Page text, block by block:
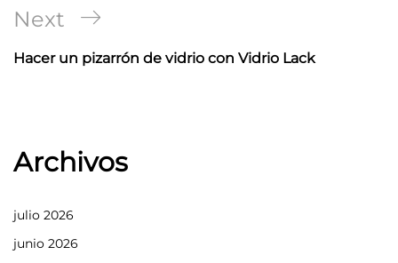
Navegación
de
Next
Post
Next
Hacer un pizarrón de vidrio con Vidrio Lack
Archivos
julio 2026
junio 2026